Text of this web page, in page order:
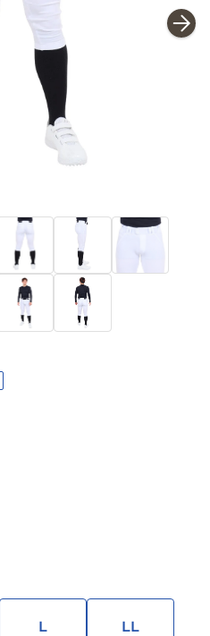
L LL